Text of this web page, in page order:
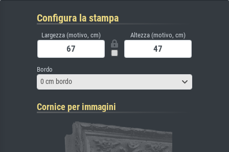
Configura la stampa
Largezza (motivo, cm) Altezza (motivo, cm)
Bordo
0 cm bordo
Cornice per immagini